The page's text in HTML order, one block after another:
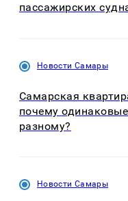
пассажирских
Новости Самары
Самарская
почему
разному?
Новости Самары